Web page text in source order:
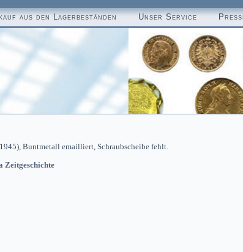
aus den Lagerbeständen Unser Service
Buntmetall emailliert, Schraubscheibe fehlt.
Zeitgeschichte